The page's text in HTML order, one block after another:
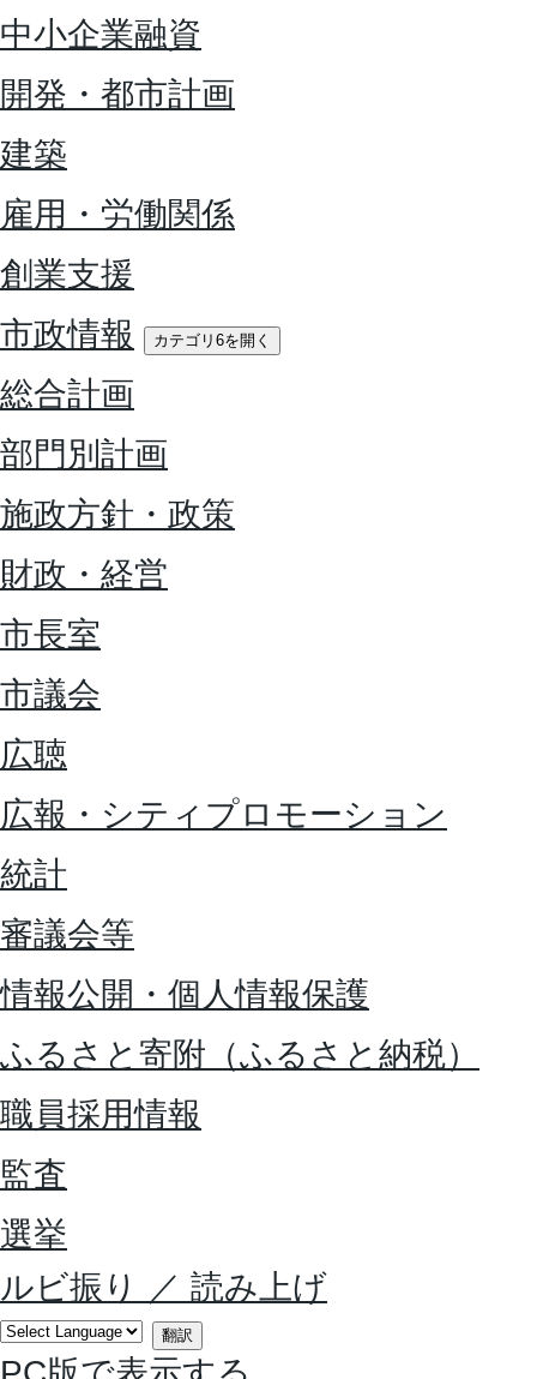
中小企業融資
開発・都市計画
建築
雇用・労働関係
創業支援
市政情報
カテゴリ6を開く
総合計画
部門別計画
施政方針・政策
財政・経営
市長室
市議会
広聴
広報・シティプロモーション
統計
審議会等
情報公開・個人情報保護
ふるさと寄附（ふるさと納税）
職員採用情報
監査
選挙
ルビ振り
／ 読み上げ
翻訳